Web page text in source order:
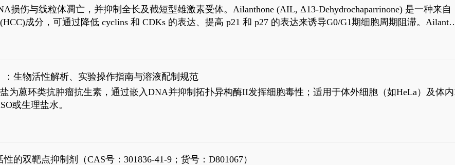
损伤与线粒体凋亡，并抑制全长及截短型雄激素受体。Ailanthone (AIL, Δ13-Dehydrochaparrinone) 是一种来自
成分，可通过降低 cyclins 和 CDKs 的表达、提高 p21 和 p27 的表达来诱导G0/G1期细胞周期阻滞。
活性截断AR剪接变体(AR-Vs, AR1-651)的抑制剂，对应的IC50值分别为69 nM和309 nM。
：生物活性解析、实验操作指南与溶液配制规范
为蒽环类抗肿瘤抗生素，通过嵌入DNA并抑制拓扑异构酶II发挥细胞毒性；适用于体外细胞（如HeLa）及体内
或生理盐水。
的双靶点抑制剂（CAS号：301836-41-9；货号：D801067）